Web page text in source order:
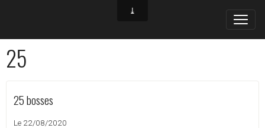
25
25 bosses
Le 22/08/2020